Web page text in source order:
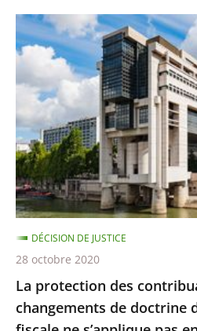
d’urgence
sanitaire
La
protection
des
contribuables
contre
les
changements
de
doctrine
de
l’administration
fiscale
ne
s’applique
La protection des
changements de doctrine
DÉCISION DE JUSTICE
28 octobre 2020